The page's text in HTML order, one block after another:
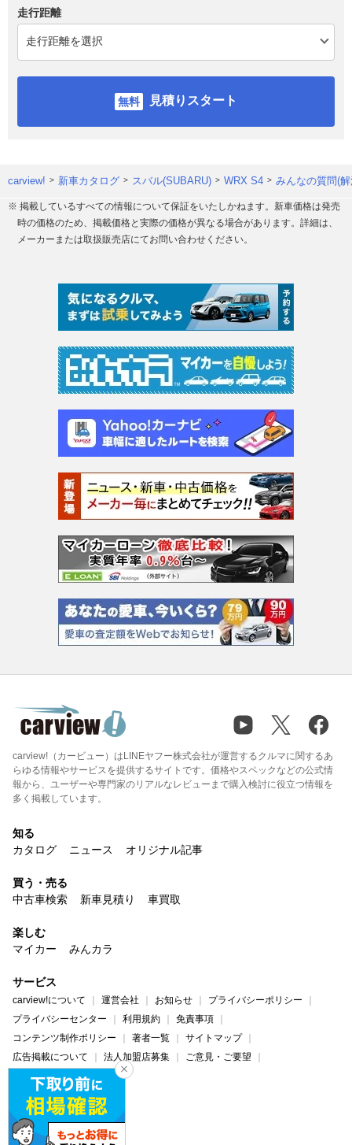
走行距離
見積りスタート
carview! 新車カタログ スバル(SUBARU) WRX S4 みんなの質問(
※ 掲載しているすべての情報について保証をいたしかねます。新車価格は発売
時の価格のため、掲載価格と実際の価格が異なる場合があります。詳細は、
メーカーまたは取扱販売店にてお問い合わせください。
carview!（カービュー）はLINEヤフー株式会社が運営するクルマに関するあ
らゆる情報やサービスを提供するサイトです。価格やスペックなどの公式情
報から、ユーザーや専門家のリアルなレビューまで購入検討に役立つ情報を
多く掲載しています。
知る
カタログ
ニュース オリジナル記事
買う・売る
中古車検索
新車見積り 車買取
楽しむ
マイカー
みんカラ
サービス
carview!について 運営会社 お知らせ
プライバシーポリシー
プライバシーセンター
利用規約
免責事項
コンテンツ制作ポリシー
著者一覧
サイトマップ
広告掲載について
法人加盟店募集
ご意見・ご要望
ヘルプ・お問い合わせ
carview! Yahoo! JAPAN